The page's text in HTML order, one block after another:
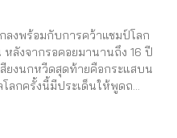
งพร้อมกับการคว้าแชมป์โลก
หลังจากรอคอยมานานถึง 16 ปี
ยงนกหวีดสุดท้ายคือกระแสบน
โลกครั้งนี้มีประเด็นให้พูดถ…